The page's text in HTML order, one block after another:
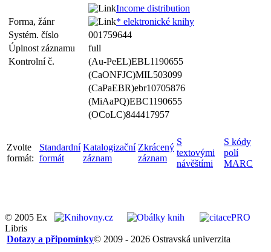
Income distribution
Forma, žánr
* elektronické knihy
Systém. číslo
001759644
Úplnost záznamu
full
Kontrolní č.
(Au-PeEL)EBL1190655
(CaONFJC)MIL503099
(CaPaEBR)ebr10705876
(MiAaPQ)EBC1190655
(OCoLC)844417957
Zvolte
formát:
Standardní
formát
Katalogizační
záznam
Zkrácený
záznam
S
textovými
návěštími
S kódy
polí
MARC
© 2005 Ex
Libris
© 2009 - 2026 Ostravská univerzita
Dotazy a připomínky